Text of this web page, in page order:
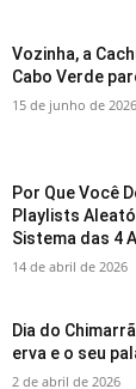
Vozinha, a
Cabo Verde
15 de junho de 2026
Por Que Você
Playlists
Sistema das 4
14 de abril de 2026
Dia do
erva e o seu
2 de abril de 2026